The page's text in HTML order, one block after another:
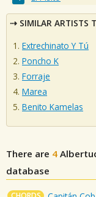
SIMILAR ARTISTS
Extrechinato Y Tú
Poncho K
Forraje
Marea
Benito Kamelas
There are 4
database